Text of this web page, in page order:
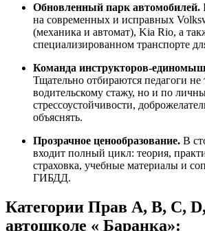
Обновленный парк автомобилей.
на современных и исправных
(механика и автомат), Kia Rio, а
специализированном транспорте
Команда инструкторов-
Тщательно отбираются педагоги не
водительскому стажу, но и по
стрессоустойчивости,
объяснять.
Прозрачное ценообразование. В
входит полный цикл: теория,
страховка, учебные материалы и
ГИБДД.
Категории Прав A, B, C,
автошколе « Баранка»: